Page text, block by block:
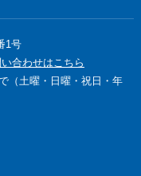
1号
合わせはこちら
（土曜・日曜・祝日・年